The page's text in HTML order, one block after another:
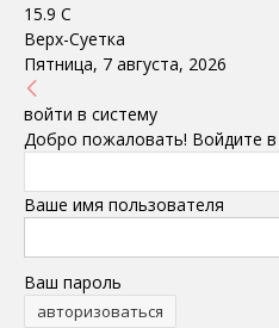
15.9 C
Верх-Суетка
Пятница, 7 августа, 2026
войти в систему
Добро пожаловать! Войдите
Ваше имя пользователя
Ваш пароль